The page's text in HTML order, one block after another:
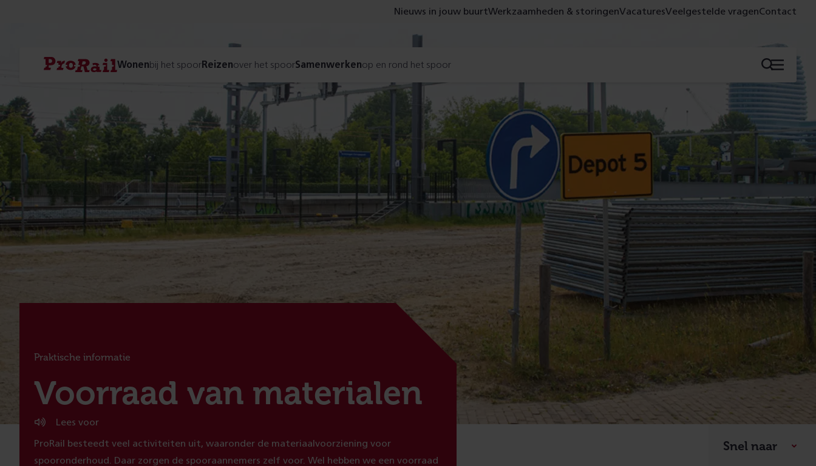
Nieuws in jouw buurtWerkzaamheden & storingenVacaturesVeelgestelde vragenContact
Navigatie
Homepage Wonenbij het spoorReizenover het spoorSamenwerkenop en rond het spoor Menu
Praktische informatie
:
Voorraad van materialen
Lees voor
ProRail besteedt veel activiteiten uit, waaronder de materiaalvoorziening voor
spooronderhoud. Daar zorgen de spooraannemers zelf voor. Wel hebben we een voorraad
Snel naar